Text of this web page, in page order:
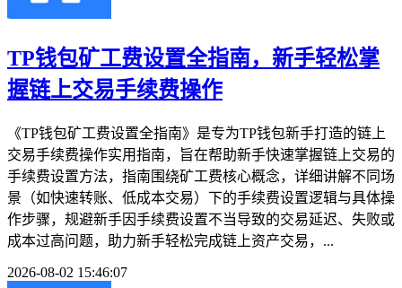
TP钱包矿工费设置全指南，新手轻松掌
握链上交易手续费操作
《TP钱包矿工费设置全指南》是专为TP钱包新手打造的链上
交易手续费操作实用指南，旨在帮助新手快速掌握链上交易的
手续费设置方法，指南围绕矿工费核心概念，详细讲解不同场
景（如快速转账、低成本交易）下的手续费设置逻辑与具体操
作步骤，规避新手因手续费设置不当导致的交易延迟、失败或
成本过高问题，助力新手轻松完成链上资产交易，...
2026-08-02 15:46:07